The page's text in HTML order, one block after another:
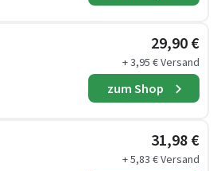
29,90 €
+ 3,95 € Versand
zum Shop
31,98 €
+ 5,83 € Versand